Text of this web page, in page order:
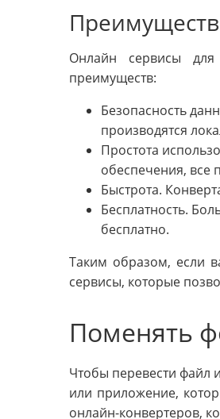
Онлайн сервисы
преимуществ:
Безопасность
производятся
Простота
обеспечения, все
Быстрота.
Бесплатность.
бесплатно.
Таким образом, если
сервисы, которые
Поменять
Чтобы перевести файл
или приложение,
онлайн-конвертеров,